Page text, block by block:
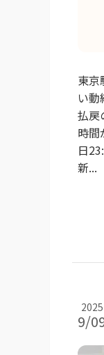
東京
い
払戻
時間
日
新...
2025
9/